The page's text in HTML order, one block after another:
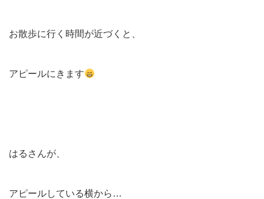
お散歩に行く時間が近づくと、
アピールにきます
はるさんが、
アピールしている横から…